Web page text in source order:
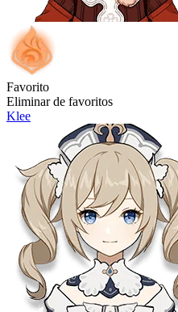
Favorito
Eliminar de favoritos
Klee